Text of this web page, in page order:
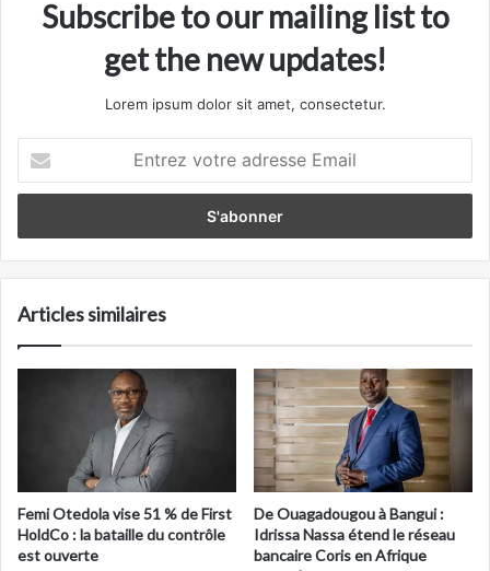
Subscribe to our mailing list to
get the new updates!
Lorem ipsum dolor sit amet, consectetur.
votre
adresse
Articles similaires
Femi Otedola vise 51 % de First
HoldCo : la bataille du contrôle
est ouverte
De Ouagadougou à Bangui :
Idrissa Nassa étend le réseau
bancaire Coris en Afrique